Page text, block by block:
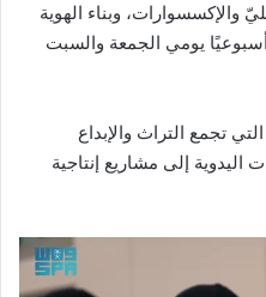
والإكسسوارات، وبناء الهوية
أسبوعيًا يومي الجمعة والسبت
تجمع التراث والإبداع
إلى مشاريع إنتاجية